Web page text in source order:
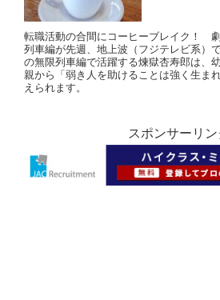
転職活動の合間にコーヒーブレイク！
列車編が先週、地上波（フジテレビ系）
の無限列車編で活躍する煉獄杏寿郎は、
親から「弱き人を助けることは強く生ま
えられます。
スポンサーリン